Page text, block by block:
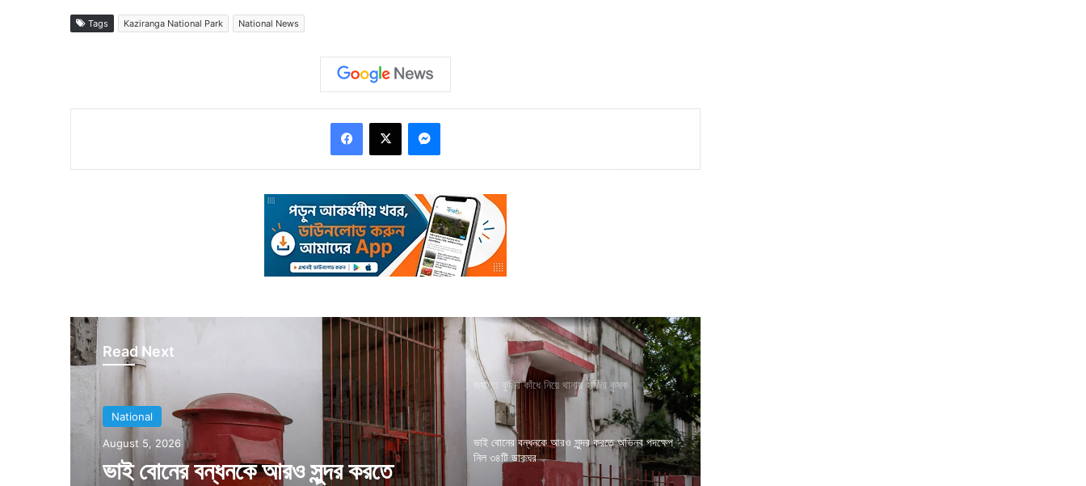
Tags Kaziranga National Park National News
Read Next
National
August 5, 2026
August 5, 2026
জ্যান্ত কুমির কাঁধে নিয়ে থানায় হাজির কৃষক
ভাই বোনের বন্ধনকে আরও সুন্দর করতে অভিনব পদক্ষেপ
নিল ৩৪টি ডাকঘর